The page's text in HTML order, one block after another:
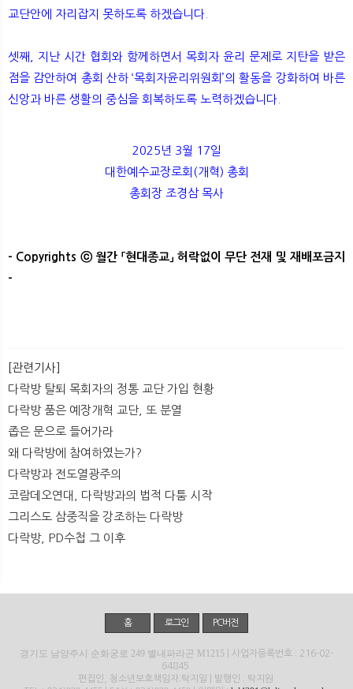
교단안에 자리잡지 못하도록 하겠습니다.
셋째, 지난 시간 협회와 함께하면서 목회자 윤리 문제로 지탄을 받은
점을 감안하여 총회 산하 ‘목회자윤리위원회’의 활동을 강화하여 바른
신앙과 바른 생활의 중심을 회복하도록 노력하겠습니다.
2025년 3월 17일​
대한예수교장로회(개혁) 총회
총회장 조경삼 목사
- Copyrights ⓒ 월간 「현대종교」 허락없이 무단 전재 및 재배포금지
-
[관련기사]
다락방 탈퇴 목회자의 정통 교단 가입 현황
다락방 품은 예장개혁 교단, 또 분열
좁은 문으로 들어가라
왜 다락방에 참여하였는가?
다락방과 전도열광주의
코람데오연대, 다락방과의 법적 다툼 시작
그리스도 삼중직을 강조하는 다락방
다락방, PD수첩 그 이후
홈 로그인 PC버전
경기도 남양주시 순화궁로 249 별내파라곤 M1215 | 사업자등록번호 : 216-02-
64845
편집인, 청소년보호책임자:탁지일 | 발행인 : 탁지원